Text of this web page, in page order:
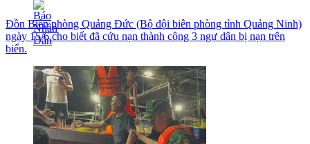
Đồn Biên phòng Quảng Đức (Bộ đội biên phòng tỉnh Quảng Ninh)
ngày 15/6 cho biết đã cứu nạn thành công 3 ngư dân bị nạn trên
biển.